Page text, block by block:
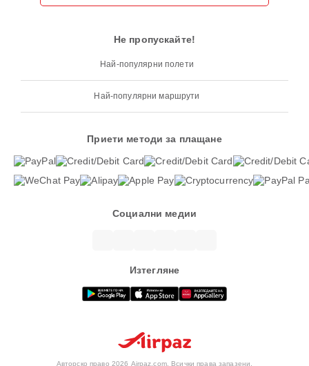
Не пропускайте!
Най-популярни полети
Най-популярни маршрути
Приети методи за плащане
Социални медии
Изтегляне
Авторско право 2026 Airpaz.com. Всички права запазени.